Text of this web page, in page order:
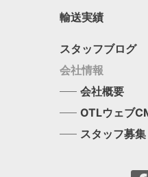
輸送実績
スタッフブログ
会社情報
会社概要
OTLウェブ
スタッフ募集